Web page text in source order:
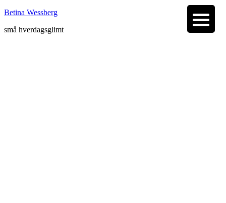
Betina Wessberg
små hverdagsglimt